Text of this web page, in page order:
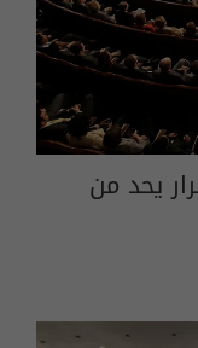
يحد من